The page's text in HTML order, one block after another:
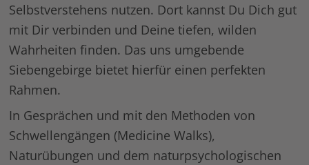
Selbstverstehens nutzen. Dort kannst Du Dich gut
mit Dir verbinden und Deine tiefen, wilden
Wahrheiten finden. Das uns umgebende
Siebengebirge bietet hierfür einen perfekten
Rahmen.
In Gesprächen und mit den Methoden von
Schwellengängen (Medicine Walks),
Naturübungen und dem naturpsychologischen